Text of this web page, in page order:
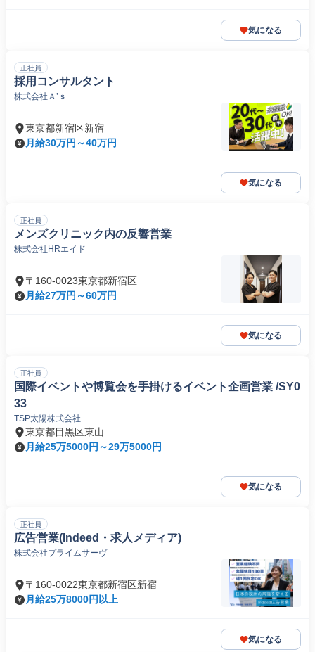
気になる
正社員
採用コンサルタント
株式会社Ａ’ｓ
東京都新宿区新宿
月給30万円～40万円
気になる
正社員
メンズクリニック内の反響営業
株式会社HRエイド
〒160-0023東京都新宿区
月給27万円～60万円
気になる
正社員
国際イベントや博覧会を手掛けるイベント企画営業 /SY0
33
TSP太陽株式会社
東京都目黒区東山
月給25万5000円～29万5000円
気になる
正社員
広告営業(Indeed・求人メディア)
株式会社プライムサーヴ
〒160-0022東京都新宿区新宿
月給25万8000円以上
気になる